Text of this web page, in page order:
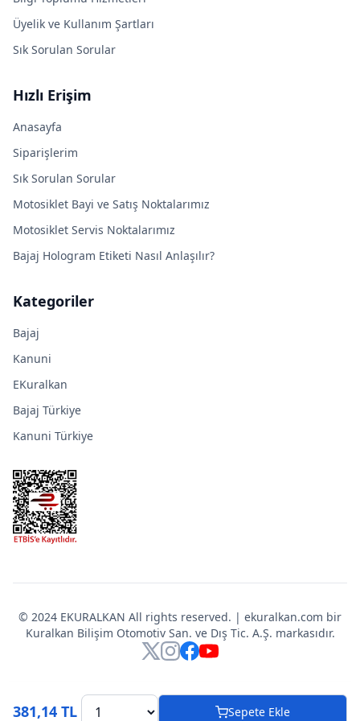
381,14 TL Sepete Ekle
Üyelik ve Kullanım Şartları
Sık Sorulan Sorular
Hızlı Erişim
Anasayfa
Siparişlerim
Sık Sorulan Sorular
Motosiklet Bayi ve Satış Noktalarımız
Motosiklet Servis Noktalarımız
Bajaj Hologram Etiketi Nasıl Anlaşılır?
Kategoriler
Bajaj
Kanuni
EKuralkan
Bajaj Türkiye
Kanuni Türkiye
© 2024 EKURALKAN All rights reserved. | ekuralkan.com bir
Kuralkan Bilişim Otomotiv San. ve Dış Tic. A.Ş. markasıdır.